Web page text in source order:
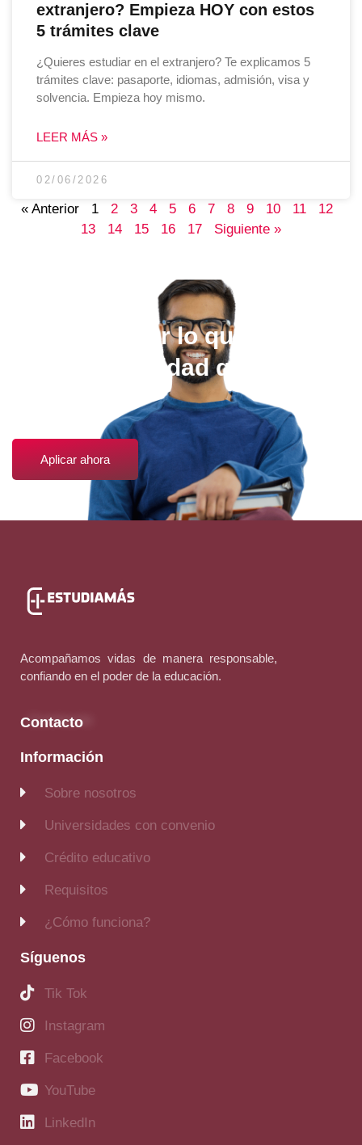
extranjero? Empieza HOY con estos
5 trámites clave
¿Quieres estudiar en el extranjero? Te explicamos 5
trámites clave: pasaporte, idiomas, admisión, visa y
solvencia. Empieza hoy mismo.
LEER MÁS »
02/06/2026
« Anterior 1 2 3 4 5 6 7 8 9 10 11
12
13
14 15 16 17 Siguiente »
Elige estudiar lo que quieras,
en la universidad que más te
Aplicar ahora
Acompañamos vidas de manera responsable,
confiando en el poder de la educación.
Contacto
Información
Sobre nosotros
Universidades con convenio
Crédito educativo
Requisitos
¿Cómo funciona?
Síguenos
Tik Tok
Instagram
Facebook
YouTube
LinkedIn